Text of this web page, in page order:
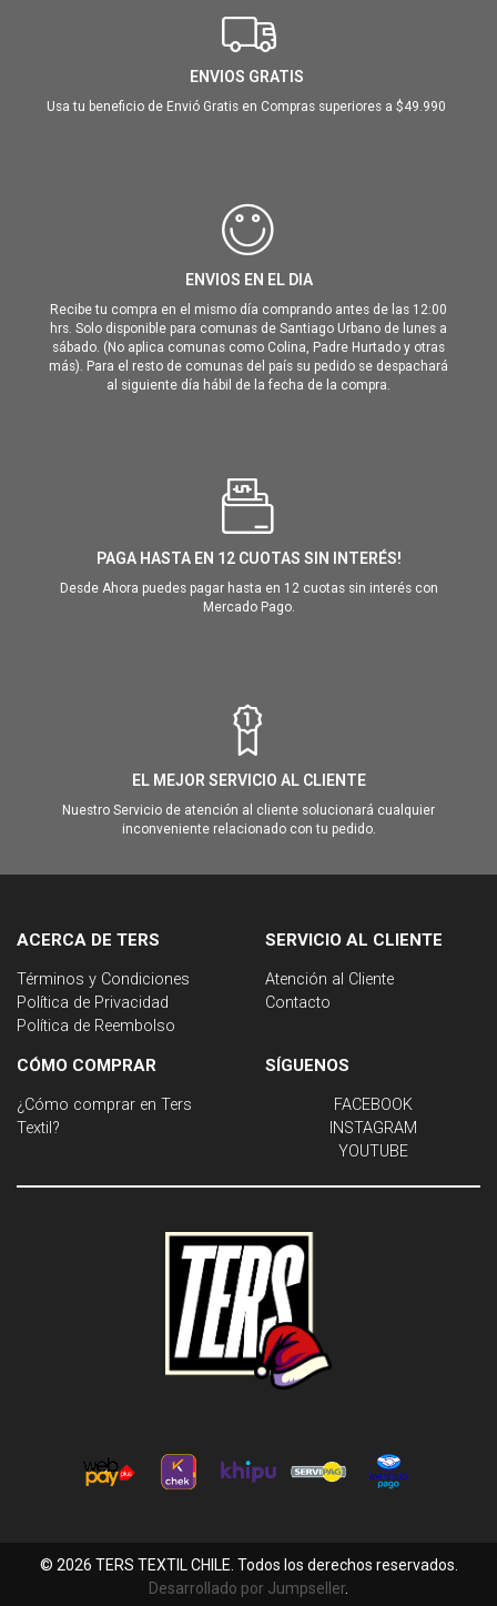
ENVIOS GRATIS
Usa tu beneficio de Envió Gratis en Compras superiores a $49.990
ENVIOS EN EL DIA
Recibe tu compra en el mismo día comprando antes de las 12:00
hrs. Solo disponible para comunas de Santiago Urbano de lunes a
sábado. (No aplica comunas como Colina, Padre Hurtado y otras
más). Para el resto de comunas del país su pedido se despachará
al siguiente día hábil de la fecha de la compra.
PAGA HASTA EN 12 CUOTAS SIN INTERÉS!
Desde Ahora puedes pagar hasta en 12 cuotas sin interés con
Mercado Pago.
EL MEJOR SERVICIO AL CLIENTE
Nuestro Servicio de atención al cliente solucionará cualquier
inconveniente relacionado con tu pedido.
ACERCA DE TERS
Términos y Condiciones
Política de Privacidad
Política de Reembolso
SERVICIO AL CLIENTE
Atención al Cliente
Contacto
CÓMO COMPRAR
¿Cómo comprar en Ters
Textil?
SÍGUENOS
FACEBOOK
INSTAGRAM
YOUTUBE
© 2026 TERS TEXTIL CHILE. Todos los derechos reservados.
Desarrollado por Jumpseller.